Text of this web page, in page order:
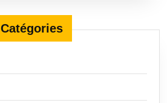
Catégories